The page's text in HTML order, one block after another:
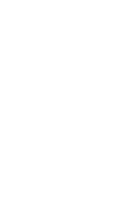
りません。
対応品が
月12日よ